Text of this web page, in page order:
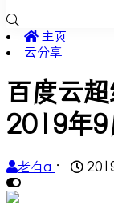
主页
云分享
百度云
2019年
老有a •